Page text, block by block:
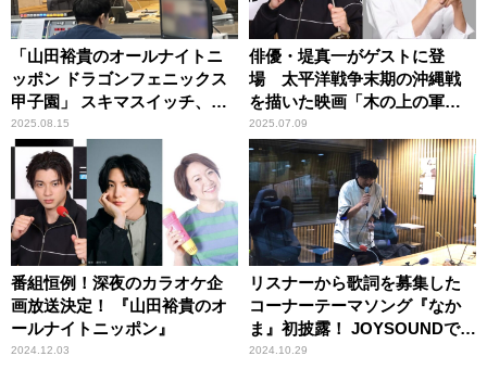
「山田裕貴のオールナイトニ
ッポン ドラゴンフェニックス
甲子園」 スキマスイッチ、
Kep1er、Aogumo、勝地涼出
演決定！！ ゲストへの熱い想
いを語る。
2025.08.15
俳優・堤真一がゲストに登
場 太平洋戦争末期の沖縄戦
を描いた映画「木の上の軍
隊」への想いを語る
2025.07.09
番組恒例！深夜のカラオケ企
画放送決定！ 『山田裕貴のオ
ールナイトニッポン』
2024.12.03
リスナーから歌詞を募集した
コーナーテーマソング『なか
ま』初披露！ JOYSOUNDでカ
ラオケ配信も実施！『山田裕
2024.10.29